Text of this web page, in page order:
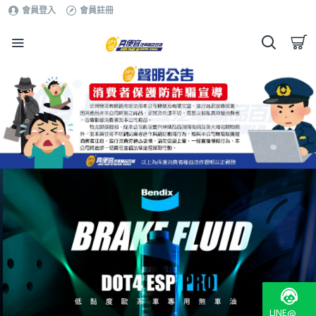
會員登入 會員註冊
LINE@